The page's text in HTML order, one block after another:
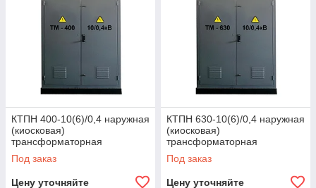
КТПН 400-10(6)/0,4 наружная
(киосковая)
трансформаторная
подстанция
Под заказ
Цену уточняйте
КТПН 630-10(6)/0,4 наружная
(киосковая)
трансформаторная
подстанция
Под заказ
Цену уточняйте